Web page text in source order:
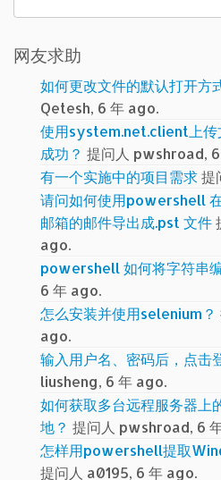
索：
网友求助
如何更改文件的默认打开方
Qetesh, 6 年 ago.
使用system.net.client上传
成功？ 提问人 pwshroad,
有一个实施中的项目需求提
请问如何使用powershell
邮箱的邮件导出成.pst 文件
ago.
powershell 如何将字符串
6 年 ago.
怎么安装并使用selenium？
ago.
输入用户名、密码后，点击
liusheng, 6 年 ago.
如何获取多台远程服务器上
地？ 提问人 pwshroad, 6
怎样用powershell提取
提问人 a0195, 6 年 ago.